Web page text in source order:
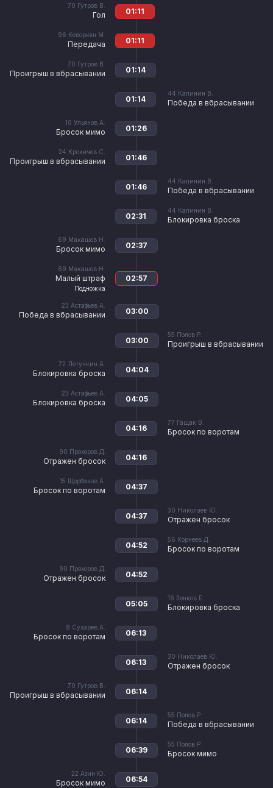
70 Гутров В.
Гол 01:11
96 Кеворкян М.
Передача 01:11
70 Гутров В.
Проигрыш в вбрасывании 01:14
44 Калинин В.
Победа в вбрасывании
01:14
10 Ульянов А.
Бросок мимо 01:26
24 Крохичев С.
Проигрыш в вбрасывании 01:46
44 Калинин В.
Победа в вбрасывании
01:46
44 Калинин В.
Блокировка броска
02:31
69 Макашов Н.
Бросок мимо 02:37
69 Макашов Н.
Малый штраф
Подножка
02:57
23 Астафьев А.
Победа в вбрасывании 03:00
55 Попов Р.
Проигрыш в вбрасывании
03:00
72 Летучкин А.
Блокировка броска 04:04
23 Астафьев А.
Блокировка броска 04:05
77 Гащак В.
Бросок по воротам
04:16
90 Прохоров Д.
Отражен бросок 04:16
15 Щербаков А.
Бросок по воротам 04:37
30 Николаев Ю.
Отражен бросок
04:37
56 Корнеев Д.
Бросок по воротам
04:52
90 Прохоров Д.
Отражен бросок 04:52
16 Зенков Е.
Блокировка броска
05:05
8 Сухарев А.
Бросок по воротам 06:13
30 Николаев Ю.
Отражен бросок
06:13
70 Гутров В.
Проигрыш в вбрасывании 06:14
55 Попов Р.
Победа в вбрасывании
06:14
55 Попов Р.
Бросок мимо
06:39
22 Азин Ю.
Бросок мимо 06:54